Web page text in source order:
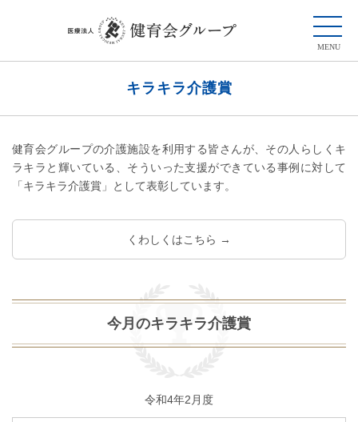
キラキラ介護賞
健育会グループの介護施設を利用する皆さんが、その人らしくキ
ラキラと輝いている、そういった支援ができている事例に対して
「キラキラ介護賞」として表彰しています。
くわしくはこちら →
今月のキラキラ介護賞
令和4年2月度